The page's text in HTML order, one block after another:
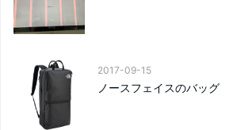
2017-09-15
ノースフェイスのバッグ